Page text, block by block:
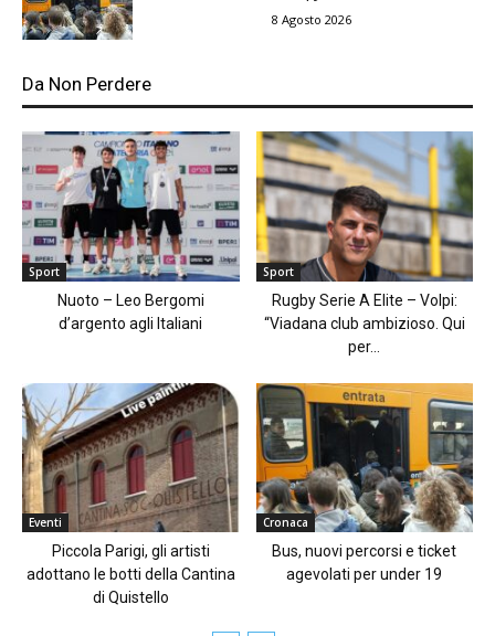
8 Agosto 2026
Da Non Perdere
Sport
Nuoto – Leo Bergomi
d’argento agli Italiani
Sport
Rugby Serie A Elite – Volpi:
“Viadana club ambizioso. Qui
per...
Eventi
Piccola Parigi, gli artisti
adottano le botti della Cantina
di Quistello
Cronaca
Bus, nuovi percorsi e ticket
agevolati per under 19